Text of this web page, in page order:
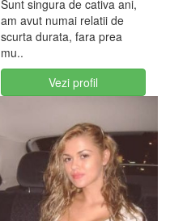
Sunt singura de cativa ani,
am avut numai relatii de
scurta durata, fara prea
mu..
Vezi profil